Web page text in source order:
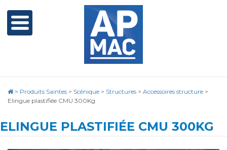
> Produits Saintes > Scénique > Structures > Accessoires structure >
Elingue plastifiée CMU 300Kg
ELINGUE PLASTIFIÉE CMU 300KG